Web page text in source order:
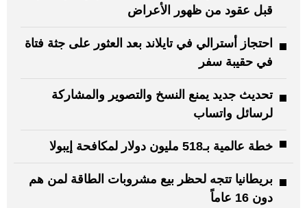
قبل عقود من ظهور الأعراض
احتجاز أسترالي في تايلاند بعد العثور على جثة فتاة
في حقيبة سفر
تحديث جديد يمنع النسخ والتصوير والمشاركة
لرسائل واتساب
خطة عالمية بـ518 مليون دولار لمكافحة إيبولا
بريطانيا تتجه لحظر بيع مشروبات الطاقة لمن هم
دون 16 عاماً